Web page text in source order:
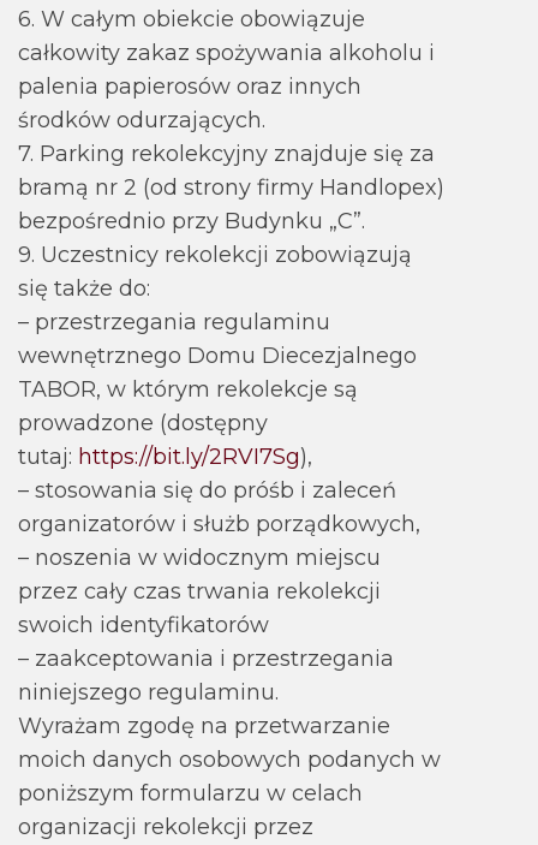
6. W całym obiekcie obowiązuje
całkowity zakaz spożywania alkoholu i
palenia papierosów oraz innych
środków odurzających.
7. Parking rekolekcyjny znajduje się za
bramą nr 2 (od strony firmy Handlopex)
bezpośrednio przy Budynku „C”.
9. Uczestnicy rekolekcji zobowiązują
się także do:
– przestrzegania regulaminu
wewnętrznego Domu Diecezjalnego
TABOR, w którym rekolekcje są
prowadzone (dostępny
tutaj: https://bit.ly/2RVI7Sg),
– stosowania się do próśb i zaleceń
organizatorów i służb porządkowych,
– noszenia w widocznym miejscu
przez cały czas trwania rekolekcji
swoich identyfikatorów
– zaakceptowania i przestrzegania
niniejszego regulaminu.
Wyrażam zgodę na przetwarzanie
moich danych osobowych podanych w
poniższym formularzu w celach
organizacji rekolekcji przez